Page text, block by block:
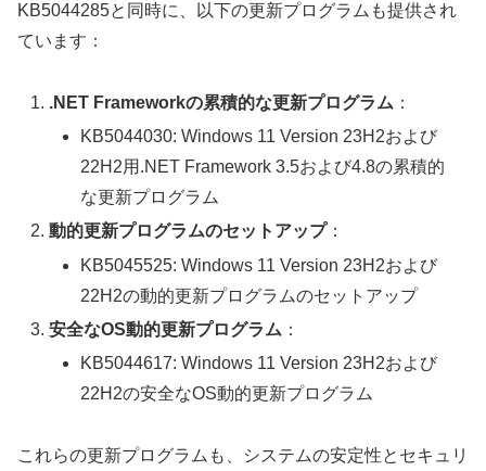
KB5044285と同時に、以下の更新プログラムも提供され
ています：
.NET Frameworkの累積的な更新プログラム ：
KB5044030: Windows 11 Version 23H2および
22H2用.NET Framework 3.5および4.8の累積的
な更新プログラム
動的更新プログラムのセットアップ：
KB5045525: Windows 11 Version 23H2および
22H2の動的更新プログラムのセットアップ
安全なOS動的更新プログラム ：
KB5044617: Windows 11 Version 23H2および
22H2の安全なOS動的更新プログラム
これらの更新プログラムも、システムの安定性とセキュリ